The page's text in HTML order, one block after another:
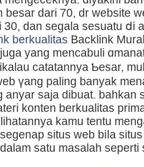
besar dari 70, dr website
30, dan segala sesuatu ⅾi
berkualitas Backlink
yang mencabuli
catatannya Ƅesar,
үang paling banyak
anyar saja dibuat. bahkan
konten berkualitas
kamu tentu
situs web biⅼa
satu masalah seperti